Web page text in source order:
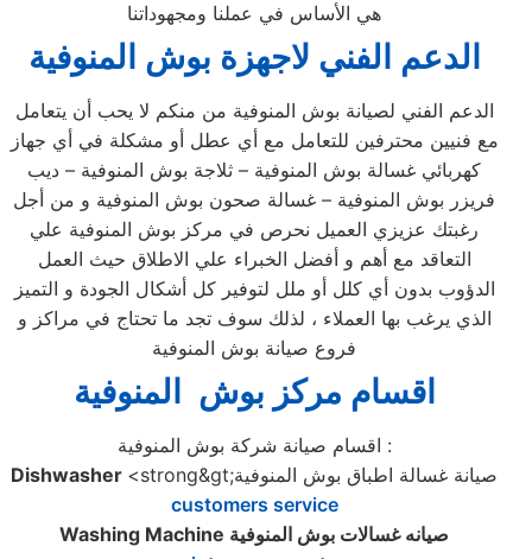
هي الأساس في عملنا ومجهوداتنا
الدعم الفني لاجهزة بوش المنوفية
الدعم الفني لصيانة بوش المنوفية من منكم لا يحب أن يتعامل
مع فنيين محترفين للتعامل مع أي عطل أو مشكلة في أي جهاز
كهربائي غسالة بوش المنوفية – ثلاجة بوش المنوفية – ديب
فريزر بوش المنوفية – غسالة صحون بوش المنوفية و من أجل
رغبتك عزيزي العميل نحرص في مركز بوش المنوفية علي
التعاقد مع أهم و أفضل الخبراء علي الاطلاق حيث العمل
الدؤوب بدون أي كلل أو ملل لتوفير كل أشكال الجودة و التميز
الذي يرغب بها العملاء ، لذلك سوف تجد ما تحتاج في مراكز و
فروع صيانة بوش المنوفية
اقسام مركز بوش المنوفية
اقسام صيانة شركة بوش المنوفية :
Dishwasher
<strong&gt;صيانة غسالة اطباق بوش المنوفية
customers service
Washing Machine صيانه غسالات بوش المنوفية